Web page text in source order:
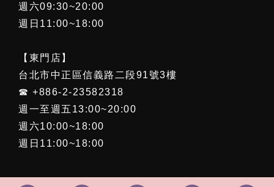
週六09:30~20:00
週日11:00~18:00
【東門店】
台北市中正區信義路二段91號3樓
☎ +886-2-23582318
週一至週五13:00~20:00
週六10:00~18:00
週日11:00~18:00